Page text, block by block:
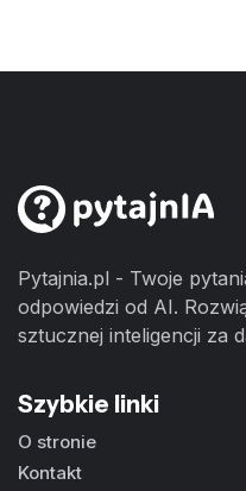
Pytajnia.pl - Twoje
odpowiedzi od AI.
sztucznej inteligencji za
Szybkie linki
O stronie
Kontakt